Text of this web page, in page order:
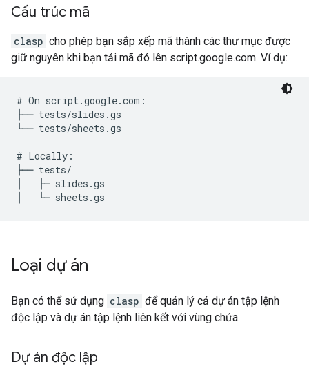
Cấu trúc mã
clasp cho phép bạn sắp xếp mã thành các thư mục được
giữ nguyên khi bạn tải mã đó lên script.google.com. Ví dụ:
# On script.google.com:
├── tests/slides.gs
└── tests/sheets.gs
# Locally:
├── tests/
│   ├─ slides.gs
Loại dự án
Bạn có thể sử dụng clasp để quản lý cả dự án tập lệnh
độc lập và dự án tập lệnh liên kết với vùng chứa.
Dự án độc lập